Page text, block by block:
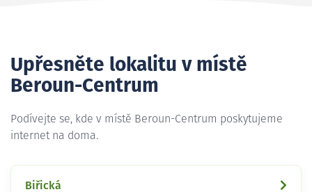
Upřesněte lokalitu v místě
Beroun-Centrum
Podívejte se, kde v místě Beroun-Centrum poskytujeme
internet na doma.
Biřická